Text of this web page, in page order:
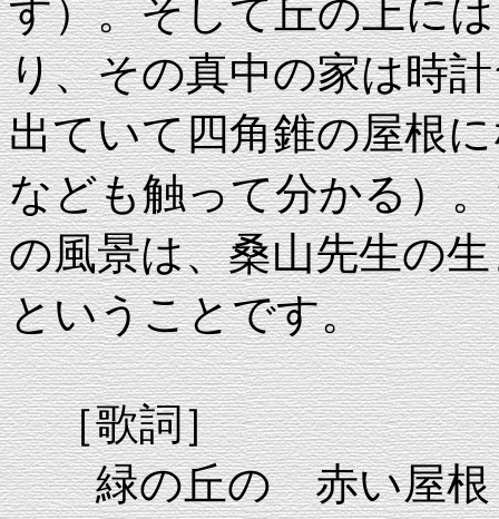
す）。そして丘の上に
り、その真中の家は時
出ていて四角錐の屋根
なども触って分かる）
の風景は、桑山先生の
ということです。
［歌詞］
緑の丘の 赤い屋根